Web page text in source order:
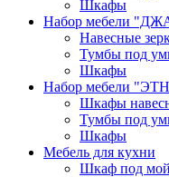
Шкафы
Набор мебели
Навесные
Тумбы под
Шкафы
Набор мебели
Шкафы
Тумбы под
Шкафы
Мебель для кухни
Шкаф под